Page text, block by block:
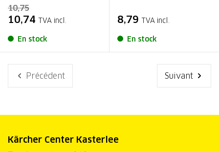
10,75
10,74 TVA incl.
En stock
8,79 TVA incl.
En stock
Précédent Suivant
Kärcher Center Kasterlee